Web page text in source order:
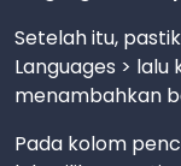
Setelah itu,
Languages >
menambahkan
Pada kolom